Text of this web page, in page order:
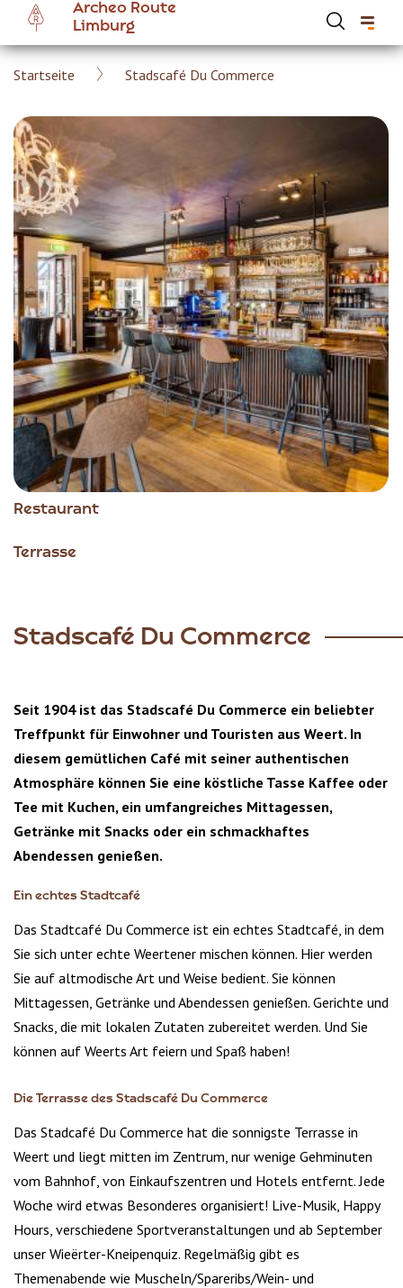
main
content
Archeo Route
Limburg
Breadcrumb
Startseite Stadscafé Du Commerce
Restaurant
Terrasse
Stadscafé Du Commerce
Seit 1904 ist das Stadscafé Du Commerce ein beliebter
Treffpunkt für Einwohner und Touristen aus Weert. In
diesem gemütlichen Café mit seiner authentischen
Atmosphäre können Sie eine köstliche Tasse Kaffee oder
Tee mit Kuchen, ein umfangreiches Mittagessen,
Getränke mit Snacks oder ein schmackhaftes
Abendessen genießen.
Ein echtes Stadtcafé
Das Stadtcafé Du Commerce ist ein echtes Stadtcafé, in dem
Sie sich unter echte Weertener mischen können. Hier werden
Sie auf altmodische Art und Weise bedient. Sie können
Mittagessen, Getränke und Abendessen genießen. Gerichte und
Snacks, die mit lokalen Zutaten zubereitet werden. Und Sie
können auf Weerts Art feiern und Spaß haben!
Die Terrasse des Stadscafé Du Commerce
Das Stadcafé Du Commerce hat die sonnigste Terrasse in
Weert und liegt mitten im Zentrum, nur wenige Gehminuten
vom Bahnhof, von Einkaufszentren und Hotels entfernt. Jede
Woche wird etwas Besonderes organisiert! Live-Musik, Happy
Hours, verschiedene Sportveranstaltungen und ab September
unser Wieërter-Kneipenquiz. Regelmäßig gibt es
Themenabende wie Muscheln/Spareribs/Wein- und